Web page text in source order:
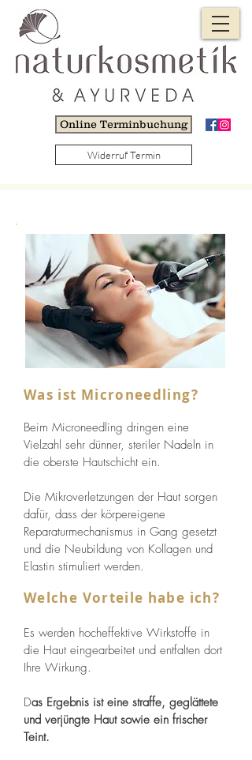
Online Terminbuchung
Widerruf Termin
Was ist Microneedling?
Beim Microneedling dringen eine
Vielzahl sehr dünner, steriler Nadeln in
die oberste Hautschicht ein.
Die Mikroverletzungen der Haut sorgen
dafür, dass der körpereigene
Reparaturmechanismus in Gang gesetzt
und die Neubildung von Kollagen und
Elastin stimuliert werden.
Welche Vorteile habe ich?
Es werden hocheffektive Wirkstoffe in
die Haut eingearbeitet und entfalten dort
Ihre Wirkung.
Das Ergebnis ist eine straffe, geglättete
und verjüngte Haut sowie ein frischer
Teint.